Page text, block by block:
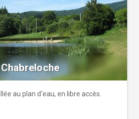
au plan d'eau, en libre accès.